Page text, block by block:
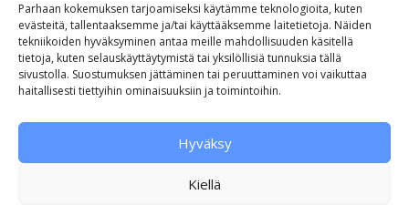
Parhaan kokemuksen tarjoamiseksi käytämme teknologioita, kuten
evästeitä, tallentaaksemme ja/tai käyttääksemme laitetietoja. Näiden
tekniikoiden hyväksyminen antaa meille mahdollisuuden käsitellä
tietoja, kuten selauskäyttäytymistä tai yksilöllisiä tunnuksia tällä
sivustolla. Suostumuksen jättäminen tai peruuttaminen voi vaikuttaa
haitallisesti tiettyihin ominaisuuksiin ja toimintoihin.
Hyväksy
Kiellä
Aukioloajat
ma – to klo 8.00 – 16.00
pe klo 8.00 – 15.00